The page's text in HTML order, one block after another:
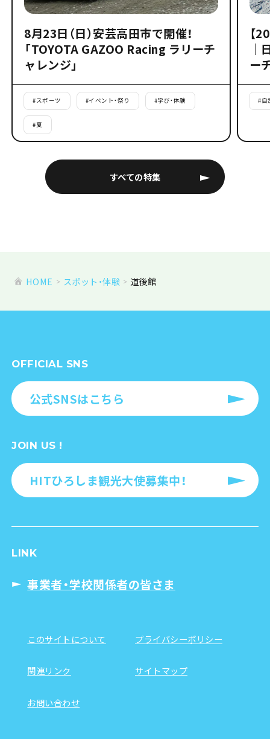
すべての特集
8月23日（日）安芸高田市で開催！
「TOYOTA GAZOO Racing ラリーチ
ャレンジ」
#スポーツ #イベント・祭り #学び・体験
#夏
【
｜
ー
#自
HOME スポット・体験 道後館
OFFICIAL SNS
公式SNSはこちら
JOIN US !
HITひろしま観光大使募集中！
LINK
事業者・学校関係者の皆さま
このサイトについて プライバシーポリシー
関連リンク サイトマップ
お問い合わせ